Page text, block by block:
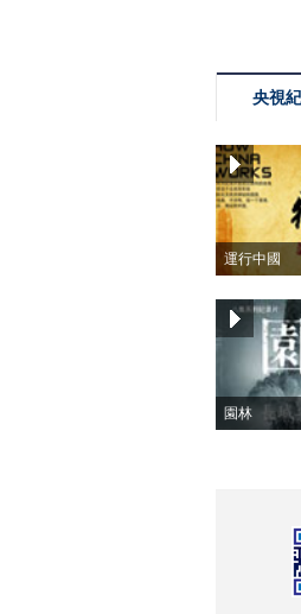
央視
運行中國
園林